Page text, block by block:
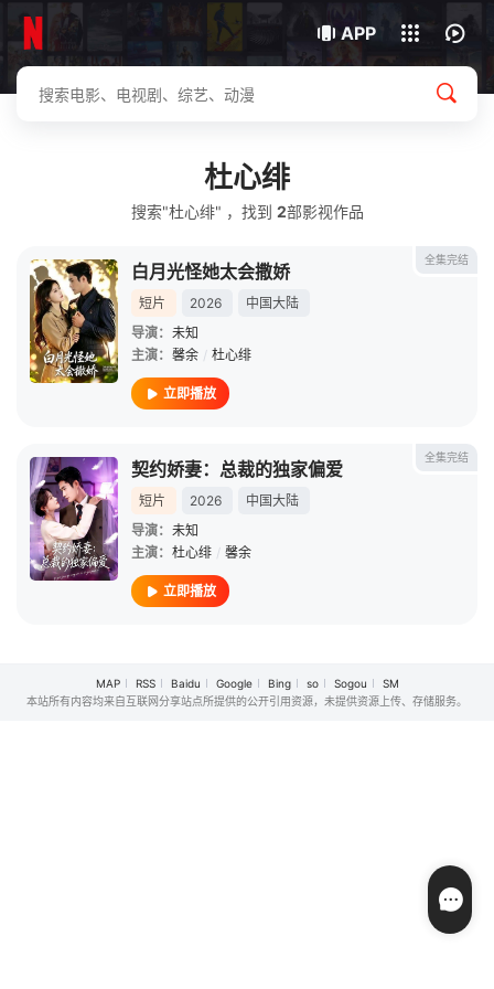
APP
下载客户端
我的观影记录
杜心绯
搜索"杜心绯" ，找到 2部影视作品
全集完结
白月光怪她太会撒娇
短片 2026
中国大陆
导演： 未知
主演： 馨余 / 杜心绯
立即播放
全集完结
契约娇妻：总裁的独家偏爱
短片 2026
中国大陆
导演： 未知
主演： 杜心绯 / 馨余
立即播放
MAP RSS Baidu Google Bing so Sogou
SM
本站所有内容均来自互联网分享站点所提供的公开引用资源，未提供资源上传、存储服务。